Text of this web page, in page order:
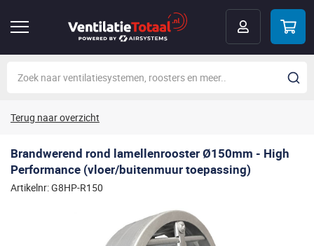
Terug naar overzicht
Brandwerend rond lamellenrooster Ø150mm - High
Performance (vloer/buitenmuur toepassing)
Artikelnr: G8HP-R150